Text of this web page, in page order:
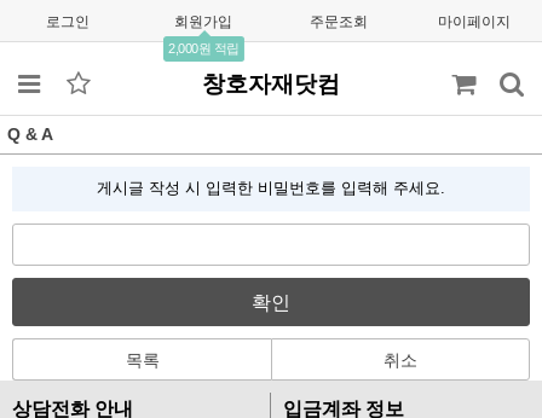
로그인 회원가입
2,000원 적립
주문조회 마이페이지
창호자재닷컴
Q & A
게시글 작성 시 입력한 비밀번호를 입력해 주세요.
확인
목록 취소
상담전화 안내
입금계좌 정보